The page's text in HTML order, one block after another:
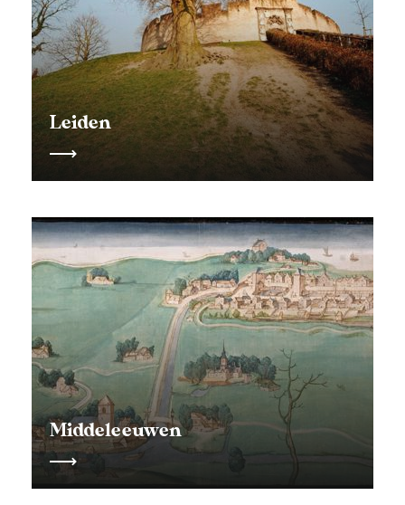
Leiden
Middeleeuwen